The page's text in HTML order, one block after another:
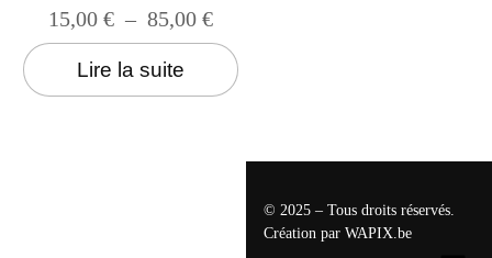
15,00 € – 85,00 €
Lire la suite
© 2025 – Tous droits réservés.
Création par WAPIX.be